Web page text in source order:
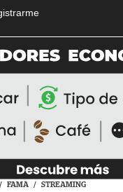
/ FAMA / STREAMING